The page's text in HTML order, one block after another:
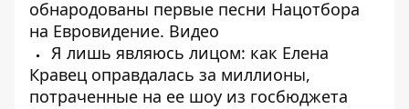
обнародованы первые песни Нацотбора
на Евровидение. Видео
Я лишь являюсь лицом: как Елена
Кравец оправдалась за миллионы,
потраченные на ее шоу из госбюджета